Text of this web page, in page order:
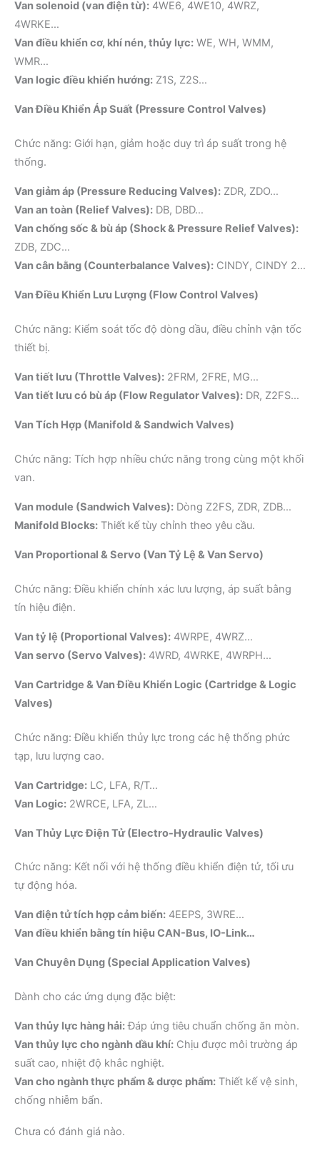
Van solenoid (van điện từ): 4WE6, 4WE10, 4WRZ,
4WRKE…
Van điều khiển cơ, khí nén, thủy lực: WE, WH, WMM,
WMR…
Van logic điều khiển hướng: Z1S, Z2S…
Van Điều Khiển Áp Suất (Pressure Control Valves)
Chức năng: Giới hạn, giảm hoặc duy trì áp suất trong hệ
thống.
Van giảm áp (Pressure Reducing Valves): ZDR, ZDO…
Van an toàn (Relief Valves): DB, DBD…
Van chống sốc & bù áp (Shock & Pressure Relief Valves):
ZDB, ZDC…
Van cân bằng (Counterbalance Valves): CINDY, CINDY 2…
Van Điều Khiển Lưu Lượng (Flow Control Valves)
Chức năng: Kiểm soát tốc độ dòng dầu, điều chỉnh vận tốc
thiết bị.
Van tiết lưu (Throttle Valves): 2FRM, 2FRE, MG…
Van tiết lưu có bù áp (Flow Regulator Valves): DR, Z2FS…
Van Tích Hợp (Manifold & Sandwich Valves)
Chức năng: Tích hợp nhiều chức năng trong cùng một khối
van.
Van module (Sandwich Valves): Dòng Z2FS, ZDR, ZDB…
Manifold Blocks: Thiết kế tùy chỉnh theo yêu cầu.
Van Proportional & Servo (Van Tỷ Lệ & Van Servo)
Chức năng: Điều khiển chính xác lưu lượng, áp suất bằng
tín hiệu điện.
Van tỷ lệ (Proportional Valves): 4WRPE, 4WRZ…
Van servo (Servo Valves): 4WRD, 4WRKE, 4WRPH…
Van Cartridge & Van Điều Khiển Logic (Cartridge & Logic
Valves)
Chức năng: Điều khiển thủy lực trong các hệ thống phức
tạp, lưu lượng cao.
Van Cartridge: LC, LFA, R/T…
Van Logic: 2WRCE, LFA, ZL…
Van Thủy Lực Điện Tử (Electro-Hydraulic Valves)
Chức năng: Kết nối với hệ thống điều khiển điện tử, tối ưu
tự động hóa.
Van điện tử tích hợp cảm biến: 4EEPS, 3WRE…
Van điều khiển bằng tín hiệu CAN-Bus, IO-Link…
Van Chuyên Dụng (Special Application Valves)
Dành cho các ứng dụng đặc biệt:
Van thủy lực hàng hải:Đáp ứng tiêu chuẩn chống ăn mòn.
Van thủy lực cho ngành dầu khí: Chịu được môi trường áp
suất cao, nhiệt độ khắc nghiệt.
Van cho ngành thực phẩm & dược phẩm: Thiết kế vệ sinh,
chống nhiễm bẩn.
Chưa có đánh giá nào.